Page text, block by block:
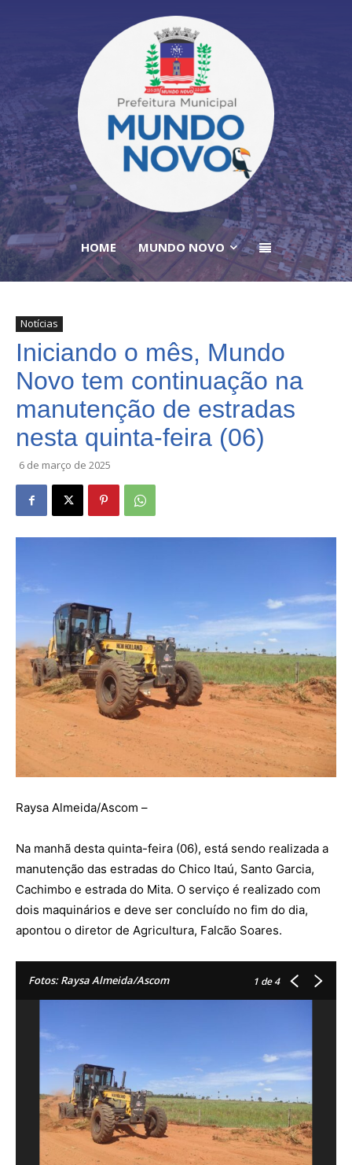
HOME MUNDO NOVO
Notícias
Iniciando o mês, Mundo
Novo tem continuação na
manutenção de estradas
nesta quinta-feira (06)
6 de março de 2025
Raysa Almeida/Ascom –
Na manhã desta quinta-feira (06), está sendo realizada a
manutenção das estradas do Chico Itaú, Santo Garcia,
Cachimbo e estrada do Mita. O serviço é realizado com
dois maquinários e deve ser concluído no fim do dia,
apontou o diretor de Agricultura, Falcão Soares.
Fotos: Raysa Almeida/Ascom 1 de 4